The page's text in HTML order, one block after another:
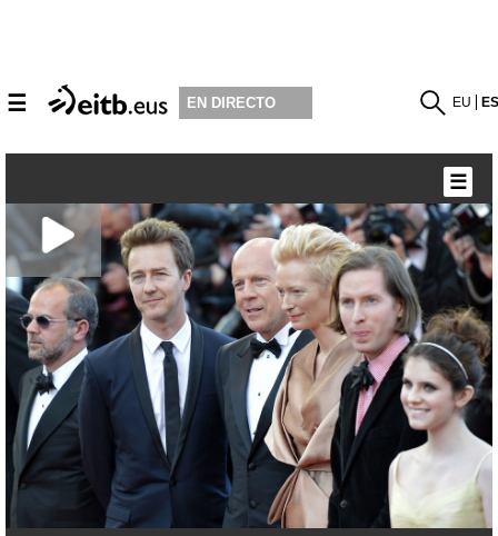
☰ EN DIRECTO EU
☰